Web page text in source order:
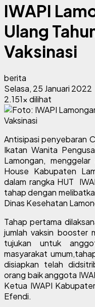
IWAPI
Ulang
Vaksinasi
berita
Selasa, 25 Januari 2022
2.151x dilihat
Antisipasi penyebaran
Ikatan Wanita
Lamongan,
House Kabupaten
dalam rangka HUT
tahap dengan
Dinas Kesehatan
Tahap pertama
jumlah vaksin booster
tujukan untuk
masyarakat
disiapkan telah
orang baik anggota
Ketua IWAPI
Efendi.